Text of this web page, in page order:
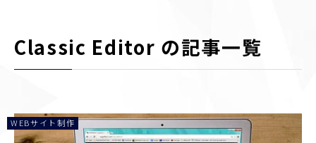
Classic Editor の記事一覧
WEBサイト制作